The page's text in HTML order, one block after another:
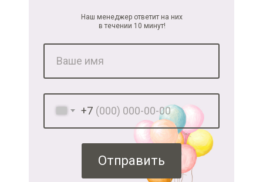
+7
Отправить
Наш менеджер ответит на них
в течении 10 минут!